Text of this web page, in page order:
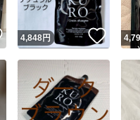
他フリマ実績◯+ こ
スピード&安心発送
※このバッジは実績に基づく表示で
スピード＆安心発送
こ
いいね！
4,848円 いい